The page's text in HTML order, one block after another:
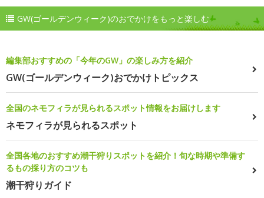
GW(ゴールデンウィーク)のおでかけをもっと楽しむ
編集部おすすめの「今年のGW」の楽しみ方を紹介
GW(ゴールデンウィーク)おでかけトピックス
全国のネモフィラが見られるスポット情報をお届けします
ネモフィラが見られるスポット
全国各地のおすすめ潮干狩りスポットを紹介！旬な時期や準備す
るもの採り方のコツも
潮干狩りガイド